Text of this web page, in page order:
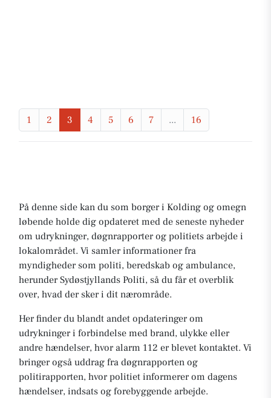
1 2 3 4 5 6 7 ... 16
På denne side kan du som borger i Kolding og omegn
løbende holde dig opdateret med de seneste nyheder
om udrykninger, døgnrapporter og politiets arbejde i
lokalområdet. Vi samler informationer fra
myndigheder som politi, beredskab og ambulance,
herunder Sydøstjyllands Politi, så du får et overblik
over, hvad der sker i dit nærområde.
Her finder du blandt andet opdateringer om
udrykninger i forbindelse med brand, ulykke eller
andre hændelser, hvor alarm 112 er blevet kontaktet. Vi
bringer også uddrag fra døgnrapporten og
politirapporten, hvor politiet informerer om dagens
hændelser, indsats og forebyggende arbejde.